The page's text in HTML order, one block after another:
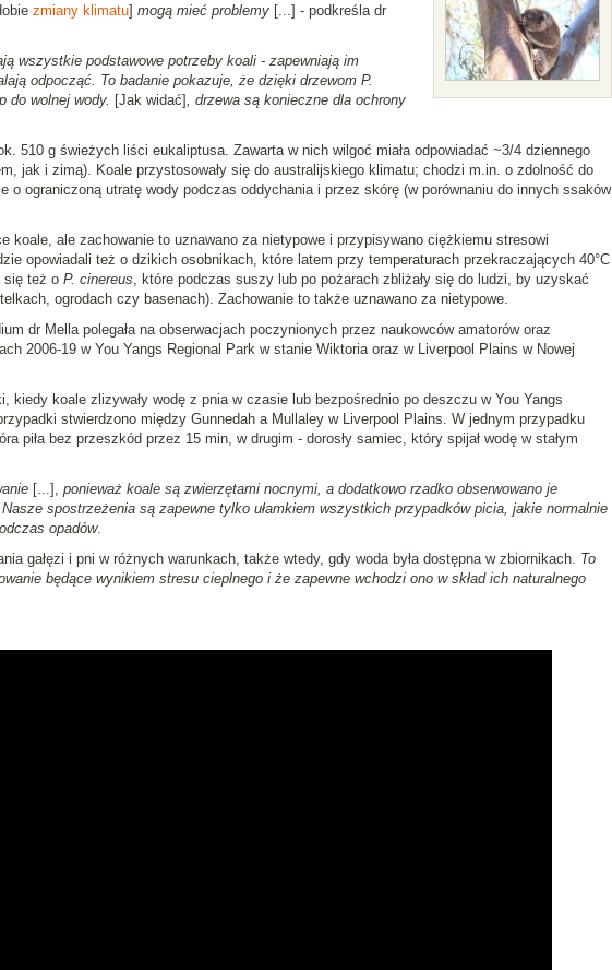
zmiany klimatu] mogą mieć problemy[...] - podkreśla dr
wszystkie podstawowe potrzeby koali - zapewniają im
odpocząć. To badanie pokazuje, że dzięki drzewom P.
do wolnej wody. [Jak widać], drzewa są konieczne dla ochrony
510 g świeżych liści eukaliptusa. Zawarta w nich wilgoć miała odpowiadać ~3/4 dziennego
jak i zimą). Koale przystosowały się do australijskiego klimatu; chodzi m.in. o zdolność do
o ograniczoną utratę wody podczas oddychania i przez skórę (w porównaniu do innych ssaków
koale, ale zachowanie to uznawano za nietypowe i przypisywano ciężkiemu stresowi
opowiadali też o dzikich osobnikach, które latem przy temperaturach przekraczających 40°C
się też o P. cinereus, które podczas suszy lub po pożarach zbliżały się do ludzi, by uzyskać
ogrodach czy basenach). Zachowanie to także uznawano za nietypowe.
dr Mella polegała na obserwacjach poczynionych przez naukowców amatorów oraz
2006-19 w You Yangs Regional Park w stanie Wiktoria oraz w Liverpool Plains w Nowej
kiedy koale zlizywały wodę z pnia w czasie lub bezpośrednio po deszczu w You Yangs
stwierdzono między Gunnedah a Mullaley w Liverpool Plains. W jednym przypadku
piła bez przeszkód przez 15 min, w drugim - dorosły samiec, który spijał wodę w stałym
[...], ponieważ koale są zwierzętami nocnymi, a dodatkowo rzadko obserwowano je
spostrzeżenia są zapewne tylko ułamkiem wszystkich przypadków picia, jakie normalnie
opadów.
gałęzi i pni w różnych warunkach, także wtedy, gdy woda była dostępna w zbiornikach. To
będące wynikiem stresu cieplnego i że zapewne wchodzi ono w skład ich naturalnego